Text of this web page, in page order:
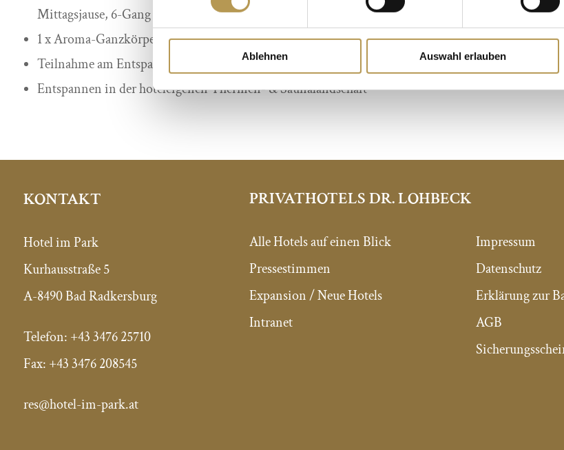
Ablehnen Auswahl erlauben
Mittagsjause, 6-Gang Abendmenü
1 x Aroma-Ganzkörperpeeling
Teilnahme am Entspannungs- & Aktivprogramm
Entspannen in der hoteleigenen Thermen- & Saunalandschaft
JETZT
KONTAKT
Hotel im Park
Kurhausstraße 5
A-8490 Bad Radkersburg
Telefon: +43 3476 25710
Fax: +43 3476 208545
res@hotel-im-park.at
PRIVATHOTELS DR. LOHBECK
Alle Hotels auf einen Blick
Pressestimmen
Expansion / Neue Hotels
Intranet
Impressum
Datenschutz
Erklärung zur
AGB